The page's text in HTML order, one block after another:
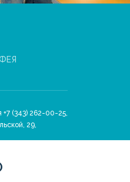
+7 (343) 262-00-25,
29,